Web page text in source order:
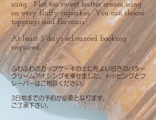
icing. Not too sweet butter cream icing
on very fluffy cupcakes. You can choose
toppings and flavours.
At least 3 days advanced booking
required.
ふわふわのカップケーキの上に程よい甘さのバター
クリームアイシングを乗せました。トッピングとフ
レーバーはご相談ください。
​3日前までの予約が必要となります。
ご了承下さい。